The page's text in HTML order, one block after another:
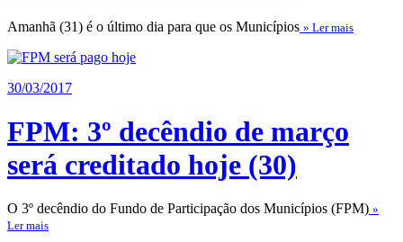
Amanhã (31) é o último dia para que os Municípios » Ler mais
30/03/2017
FPM: 3º decêndio de março
será creditado hoje (30)
O 3º decêndio do Fundo de Participação dos Municípios (FPM) »
Ler mais